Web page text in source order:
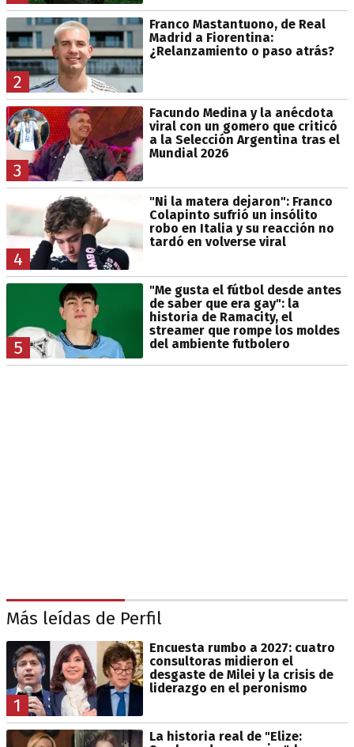
2
Franco Mastantuono, de Real
Madrid a Fiorentina:
¿Relanzamiento o paso atrás?
3
Facundo Medina y la anécdota
viral con un gomero que criticó
a la Selección Argentina tras el
Mundial 2026
4
"Ni la matera dejaron": Franco
Colapinto sufrió un insólito
robo en Italia y su reacción no
tardó en volverse viral
5
"Me gusta el fútbol desde antes
de saber que era gay": la
historia de Ramacity, el
streamer que rompe los moldes
del ambiente futbolero
Más leídas de Perfil
1
Encuesta rumbo a 2027: cuatro
consultoras midieron el
desgaste de Milei y la crisis de
liderazgo en el peronismo
La historia real de "Elize: